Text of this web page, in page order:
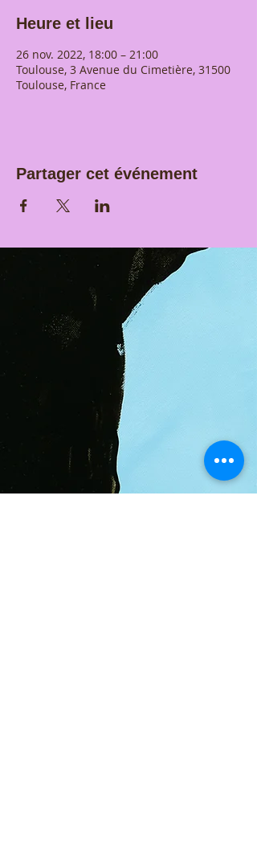
Heure et lieu
26 nov. 2022, 18:00 – 21:00
Toulouse, 3 Avenue du Cimetière, 31500
Toulouse, France
Partager cet événement